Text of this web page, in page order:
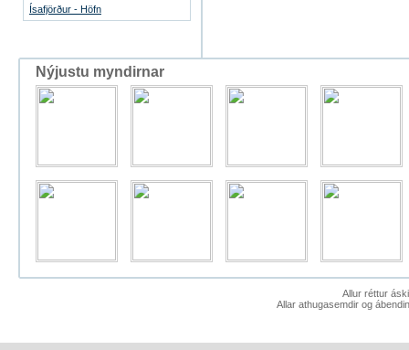
Ísafjörður - Höfn
Nýjustu myndirnar
Allur réttur
Allar athugasemdir og